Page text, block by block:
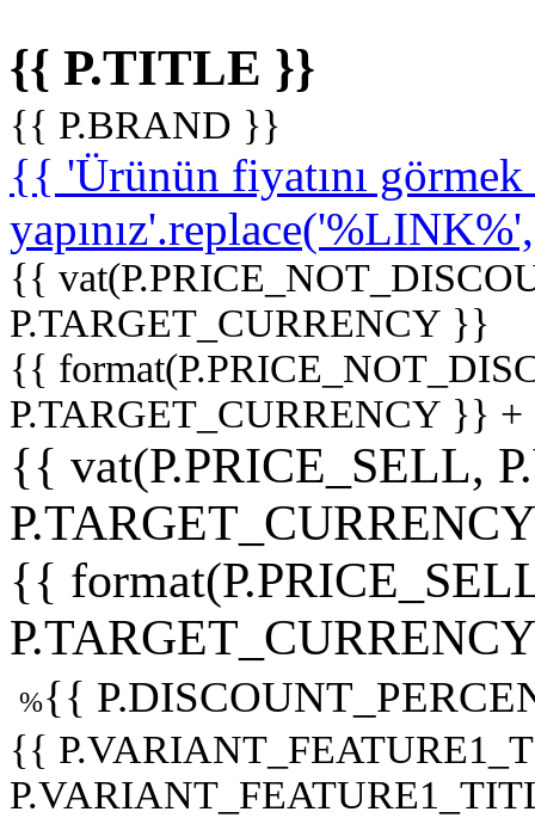
{{ P.TITLE }}
{{ P.BRAND }}
{{ 'Ürünün fiyatını
{{
P.TARGET_CURRENCY }}
{{
P.TARGET_CURRENCY }}
{{ vat(P.PRICE_SELL,
{{
%{{
{{